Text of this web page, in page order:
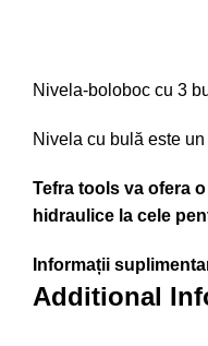
Nivela-boloboc cu 3
Nivela cu bulă este
Tefra tools va ofera
hidraulice la cele
Informații
Additional